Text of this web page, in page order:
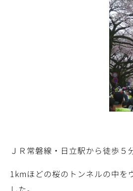
ＪＲ常磐線・日立駅から徒歩５
1kmほどの桜のトンネルの中を